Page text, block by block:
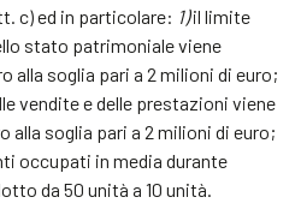
c) ed in particolare: 1)il limite
stato patrimoniale viene
alla soglia pari a 2 milioni di euro;
vendite e delle prestazioni viene
alla soglia pari a 2 milioni di euro;
occupati in media durante
da 50 unità a 10 unità.